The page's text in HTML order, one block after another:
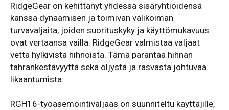
RidgeGear on kehittänyt yhdessä sisaryhtiöidensä
kanssa dynaamisen ja toimivan valikoiman
turvavaljaita, joiden suorituskyky ja käyttömukavuus
ovat vertaansa vailla. RidgeGear valmistaa valjaat
vettä hylkivistä hihnoista. Tämä parantaa hihnan
tahrankestävyyttä sekä öljystä ja rasvasta johtuvaa
likaantumista.
RGH16-työasemointivaljaas on suunniteltu käyttäjille,